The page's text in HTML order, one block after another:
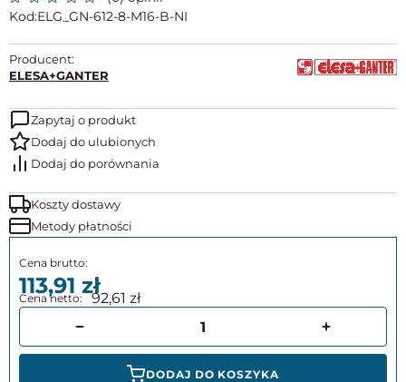
ELG_GN-612-8-M16-B-NI
Producent:
ELESA+GANTER
Zapytaj o produkt
Koszty dostawy
Metody płatności
113,91 92,61
DODAJ DO KOSZYKA